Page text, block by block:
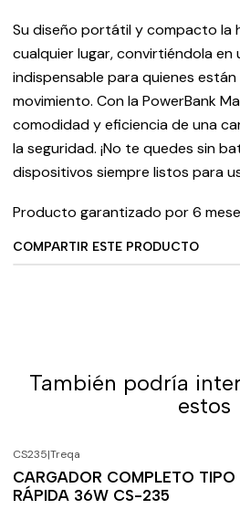
Su diseño portátil y compacto la
cualquier lugar, convirtiéndola en
indispensable para quienes
movimiento. Con la PowerBank
comodidad y eficiencia de una
la seguridad. ¡No te quedes sin
dispositivos siempre listos para
Producto garantizado por 6
COMPARTIR ESTE PRODUCTO
También podría
estos
OFF
Agotado
CS235|Treqa
CARGADOR COMPLETO
RÁPIDA 36W CS-235